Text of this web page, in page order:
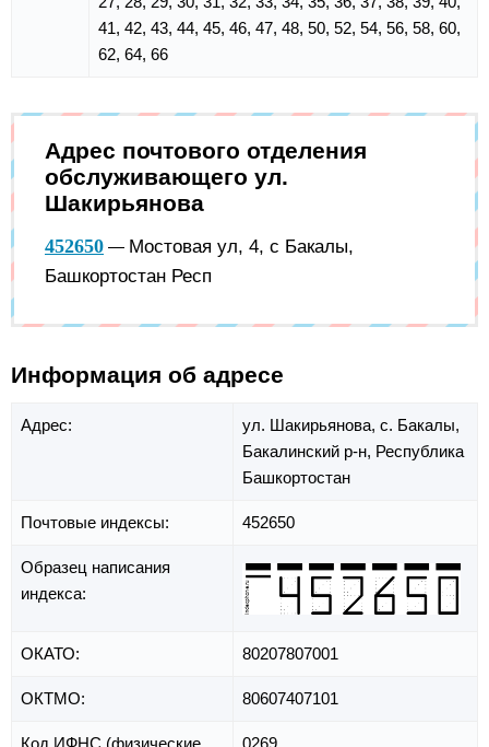
41, 42, 43, 44, 45, 46, 47, 48, 50, 52, 54, 56, 58, 60,
62, 64, 66
Адрес почтового отделения
обслуживающего ул.
Шакирьянова
452650 — Мостовая ул, 4, с Бакалы,
Башкортостан Респ
Информация об адресе
Адрес: ул. Шакирьянова, с. Бакалы,
Бакалинский р-н, Республика
Башкортостан
Почтовые индексы: 452650
Образец написания
индекса:
ОКАТО: 80207807001
ОКТМО: 80607407101